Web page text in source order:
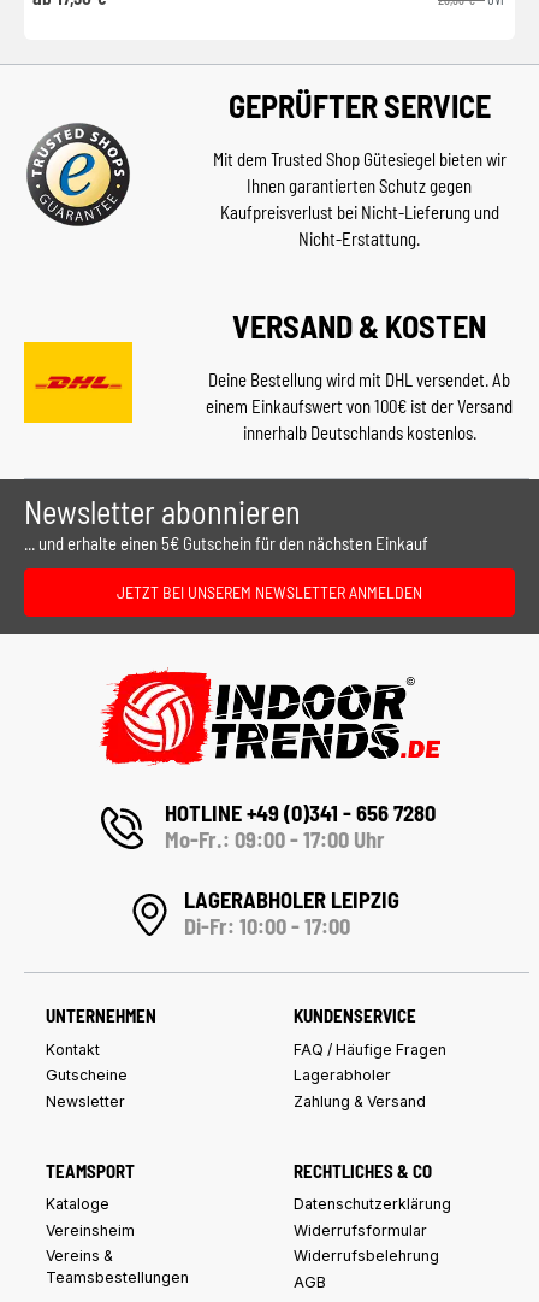
GEPRÜFTER SERVICE
Mit dem Trusted Shop Gütesiegel bieten wir
Ihnen garantierten Schutz gegen
Kaufpreisverlust bei Nicht-Lieferung und
Nicht-Erstattung.
VERSAND & KOSTEN
Deine Bestellung wird mit DHL versendet. Ab
einem Einkaufswert von 100€ ist der Versand
innerhalb Deutschlands kostenlos.
Newsletter abonnieren
... und erhalte einen 5€ Gutschein für den nächsten Einkauf
JETZT BEI UNSEREM NEWSLETTER ANMELDEN
HOTLINE +49 (0)341 - 656 7280
Mo-Fr.: 09:00 - 17:00 Uhr
LAGERABHOLER LEIPZIG
Di-Fr: 10:00 - 17:00
UNTERNEHMEN
Kontakt
Gutscheine
Newsletter
KUNDENSERVICE
FAQ / Häufige Fragen
Lagerabholer
Zahlung & Versand
TEAMSPORT
Kataloge
Vereinsheim
Vereins &
Teamsbestellungen
RECHTLICHES & CO
Datenschutzerklärung
Widerrufsformular
Widerrufsbelehrung
AGB